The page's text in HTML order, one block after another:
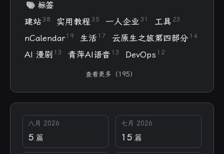
标签
建站 38 实用教程 35 一人企业 31 工具 23
nCalendar 19 生活 17 云原生之旅第四部分 14
AI 漫剧 13 青萍AI语音 13 DevOps 12
查看更多（195）
八月 2026
5 篇
七月 2026
15 篇